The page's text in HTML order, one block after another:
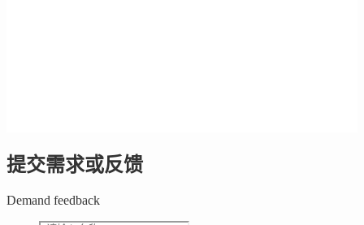
提交需求或反馈
Demand feedback